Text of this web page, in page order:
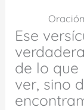
Ese
de lo que
ver, sino